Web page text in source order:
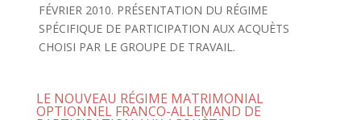
FÉVRIER 2010. PRÉSENTATION DU RÉGIME
SPÉCIFIQUE DE PARTICIPATION AUX ACQUÈTS
CHOISI PAR LE GROUPE DE TRAVAIL.
LE NOUVEAU RÉGIME MATRIMONIAL
OPTIONNEL FRANCO-ALLEMAND DE